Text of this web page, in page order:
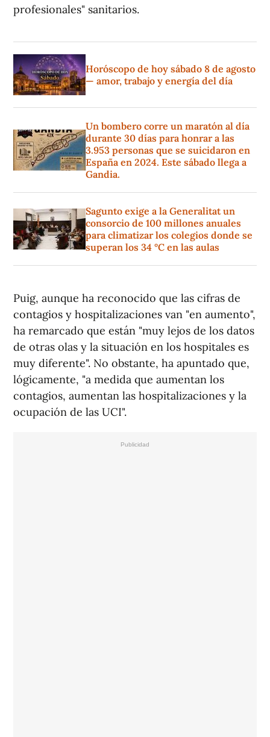
profesionales" sanitarios.
Horóscopo de hoy sábado 8 de agosto
— amor, trabajo y energía del día
Un bombero corre un maratón al día
durante 30 días para honrar a las
3.953 personas que se suicidaron en
España en 2024. Este sábado llega a
Gandia.
Sagunto exige a la Generalitat un
consorcio de 100 millones anuales
para climatizar los colegios donde se
superan los 34 °C en las aulas
Puig, aunque ha reconocido que las cifras de
contagios y hospitalizaciones van "en aumento",
ha remarcado que están "muy lejos de los datos
de otras olas y la situación en los hospitales es
muy diferente". No obstante, ha apuntado que,
lógicamente, "a medida que aumentan los
contagios, aumentan las hospitalizaciones y la
ocupación de las UCI".